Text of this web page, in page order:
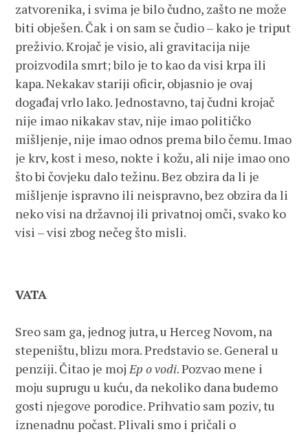
zatvorenika, i svima je bilo čudno, zašto ne može
biti obješen. Čak i on sam se čudio – kako je triput
preživio. Krojač je visio, ali gravitacija nije
proizvodila smrt; bilo je to kao da visi krpa ili
kapa. Nekakav stariji oficir, objasnio je ovaj
događaj vrlo lako. Jednostavno, taj čudni krojač
nije imao nikakav stav, nije imao političko
mišljenje, nije imao odnos prema bilo čemu. Imao
je krv, kost i meso, nokte i kožu, ali nije imao ono
što bi čovjeku dalo težinu. Bez obzira da li je
mišljenje ispravno ili neispravno, bez obzira da li
neko visi na državnoj ili privatnoj omči, svako ko
visi – visi zbog nečeg što misli.
VATA
Sreo sam ga, jednog jutra, u Herceg Novom, na
stepeništu, blizu mora. Predstavio se. General u
penziji. Čitao je mojEp o vodi. Pozvao mene i
moju suprugu u kuću, da nekoliko dana budemo
gosti njegove porodice. Prihvatio sam poziv, tu
iznenadnu počast. Plivali smo i pričali o